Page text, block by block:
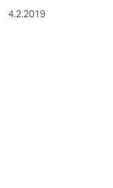
4.2.2019